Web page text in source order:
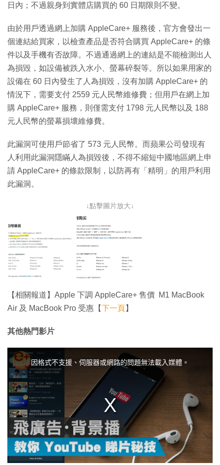
日內；不過親身到實體店購買的 60 日期限則不變。
由於用戶透過網上加購 AppleCare+ 服務後，官方會發出一
個連結給買家，以檢查產品是否符合購買 AppleCare+ 的條
件以及手機有否故障。不過通過網上的連結是不能檢測出人
為損毀，如設備被跌入水小、螢幕碎裂等。所以如果用家的
設備在 60 日內發生了人為損毀，沒有加購 AppleCare+ 的
情況下，需要支付 2559 元人民幣維修費；但用戶在網上加
購 AppleCare+ 服務，則僅需支付 1798 元人民幣以及 188
元人民幣的螢幕損壞維修費。
此漏洞可使用戶節省了 573 元人民幣。而蘋果公司發現有
人利用此漏洞隱瞞人為損毀後，不得不縮短中國地區網上申
請 AppleCare+ 的條款限制，以防再有「精明」的用戶利用
此漏洞。
↓點擊圖片放大↓
【相關報道】Apple 下調 AppleCare+ 售價 M1 MacBook
Air 及 MacBook Pro 受惠【下一頁】
其他熱門影片
a
m
o
d
w
n
w
.
因格式不支援、伺服器或網路的問題無法載入媒體。